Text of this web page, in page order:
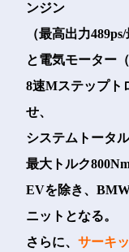
ンジン
（最高出力
と電気モーター
8速Mステップト
せ、
システムトータ
最大トルク
EVを除き、
ニットとなる。
さらに、サーキ